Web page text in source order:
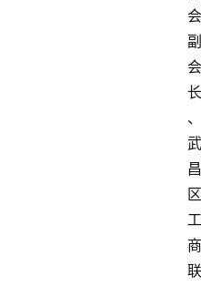
会
副
会
长
、
武
昌
区
工
商
联